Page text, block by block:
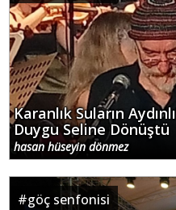
Karanlık Suların
Duygu Seline Dönüştü
hasan hüseyin dönmez
#göç senfonisi